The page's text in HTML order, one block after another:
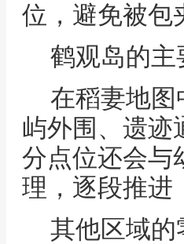
位，避免被包
鹤观岛的主
在稻妻地
屿外围、遗迹
分点位还会与
理，逐段推进
其他区域的